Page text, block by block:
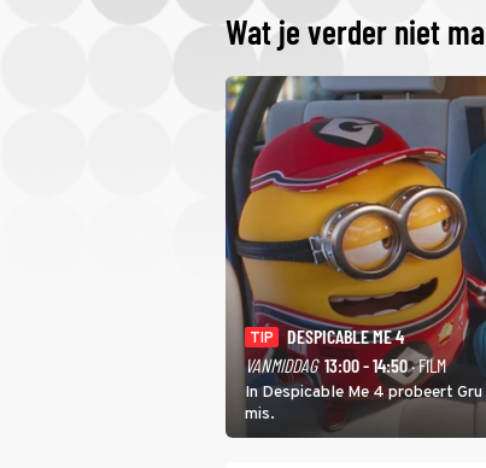
Wat je verder niet
TIP
DESPICABLE ME 4
VANMIDDAG 13:00 - 14:50· FILM
In Despicable Me 4 probeert
mis.